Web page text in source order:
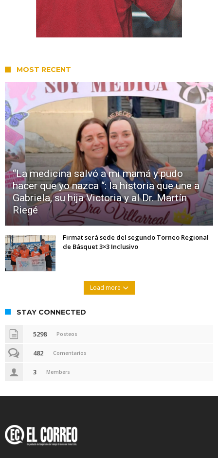
MOST RECENT
“La medicina salvó a mi mamá y pudo
hacer que yo nazca “: la historia que une a
Gabriela, su hija Victoria y al Dr. Martín
Riegé
Firmat será sede del segundo Torneo Regional
de Básquet 3×3 Inclusivo
Load more
STAY CONNECTED
5298 Posteos
482 Comentarios
3 Members